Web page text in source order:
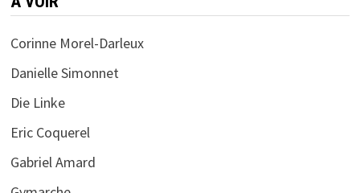
Corinne Morel-Darleux
Danielle Simonnet
Die Linke
Eric Coquerel
Gabriel Amard